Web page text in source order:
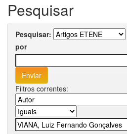
Pesquisar
Pesquisar:
por
Filtros correntes: